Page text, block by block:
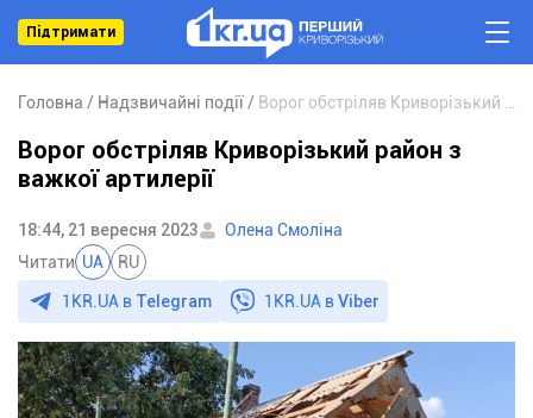
Підтримати
Головна Надзвичайні події
Ворог обстріляв Криворізький район з
важкої артилерії
18:44, 21 вересня 2023
Олена Смоліна
Читати UA RU
1KR.UA в Telegram 1KR.UA вViber